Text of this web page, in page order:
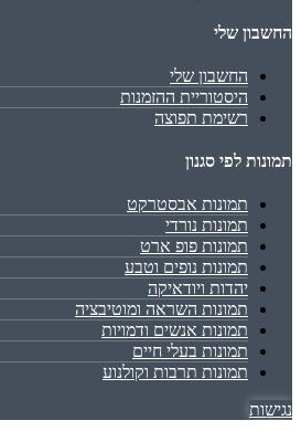
החשבון שלי
החשבון שלי
היסטוריית ההזמנות
רשימת תפוצה
תמונות לפי סגנון
תמונות אבסטרקט
תמונות נורדי
תמונות פופ ארט
תמונות נופים וטבע
יהדות ויודאיקה
תמונות השראה ומוטיבציה
תמונות אנשים ודמויות
תמונות בעלי חיים
תמונות תרבות וקולנוע
נגישות